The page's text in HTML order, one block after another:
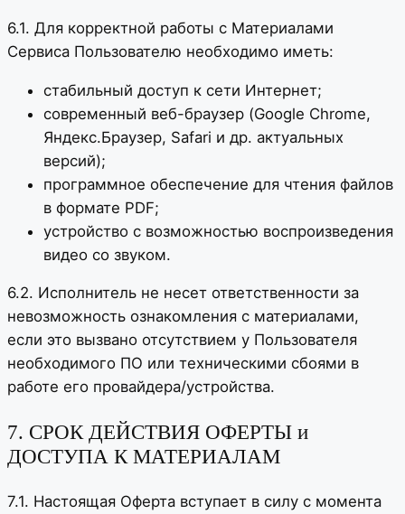
6.1. Для корректной работы с Материалами
Сервиса Пользователю необходимо иметь:
стабильный доступ к сети Интернет;
современный веб-браузер (Google Chrome,
Яндекс.Браузер, Safari и др. актуальных
версий);
программное обеспечение для чтения файлов
в формате PDF;
устройство с возможностью воспроизведения
видео со звуком.
6.2. Исполнитель не несет ответственности за
невозможность ознакомления с материалами,
если это вызвано отсутствием у Пользователя
необходимого ПО или техническими сбоями в
работе его провайдера/устройства.
7. СРОК ДЕЙСТВИЯ ОФЕРТЫ и
ДОСТУПА К МАТЕРИАЛАМ
7.1. Настоящая Оферта вступает в силу с момента